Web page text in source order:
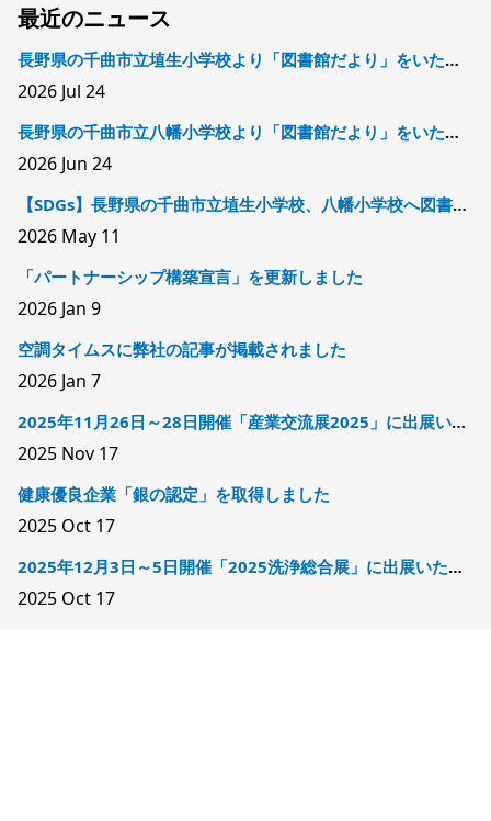
最近のニュース
長野県の千曲市立埴生小学校より「図書館だより」をいただきました
2026 Jul 24
長野県の千曲市立八幡小学校より「図書館だより」をいただきました
2026 Jun 24
【SDGs】長野県の千曲市立埴生小学校、八幡小学校へ図書を寄贈しました
2026 May 11
「パートナーシップ構築宣言」を更新しました
2026 Jan 9
空調タイムスに弊社の記事が掲載されました
2026 Jan 7
2025年11月26日～28日開催「産業交流展2025」に出展いたします
2025 Nov 17
健康優良企業「銀の認定」を取得しました
2025 Oct 17
2025年12月3日～5日開催「2025洗浄総合展」に出展いたします
2025 Oct 17